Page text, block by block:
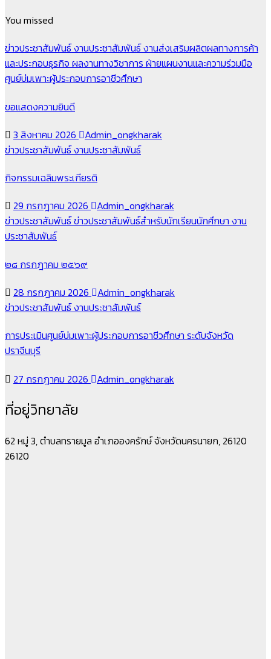
You missed
ข่าวประชาสัมพันธ์งานประชาสัมพันธ์งานส่งเสริมผลิตผลทางการค้า
และประกอบธุรกิจ ผลงานทางวิชาการ ฝ่ายแผนงานและความร่วมมือ
ศูนย์บ่มเพาะผู้ประกอบการอาชีวศึกษา
ขอแสดงความยินดี
3 สิงหาคม 2026
Admin_ongkharak
ข่าวประชาสัมพันธ์งานประชาสัมพันธ์
กิจกรรมเฉลิมพระเกียรติ
29 กรกฎาคม 2026
Admin_ongkharak
ข่าวประชาสัมพันธ์ข่าวประชาสัมพันธ์สำหรับนักเรียนนักศึกษา งาน
ประชาสัมพันธ์
๒๘ กรกฎาคม ๒๕๖๙
28 กรกฎาคม 2026
Admin_ongkharak
ข่าวประชาสัมพันธ์งานประชาสัมพันธ์
การประเมินศูนย์บ่มเพาะผู้ประกอบการอาชีวศึกษา ระดับจังหวัด
ปราจีนบุรี
27 กรกฎาคม 2026
Admin_ongkharak
ที่อยู่วิทยาลัย
62 หมู่ 3, ตำบลทรายมูล อำเภอองครักษ์ จังหวัดนครนายก, 26120
26120